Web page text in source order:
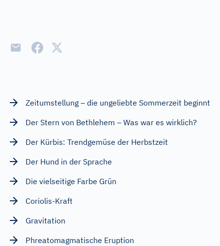
Zeitumstellung – die ungeliebte Sommerzeit beginnt
Der Stern von Bethlehem – Was war es wirklich?
Der Kürbis: Trendgemüse der Herbstzeit
Der Hund in der Sprache
Die vielseitige Farbe Grün
Coriolis-Kraft
Gravitation
Phreatomagmatische Eruption